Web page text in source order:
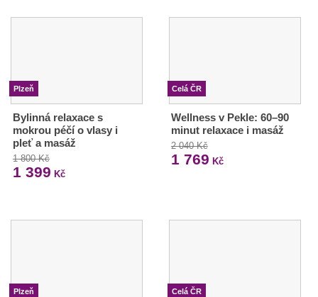
Plzeň
Bylinná relaxace s
mokrou péčí o vlasy i
pleť a masáž
1 800 Kč
1 399 Kč
Celá ČR
Wellness v Pekle: 60–90
minut relaxace i masáž
2 040 Kč
1 769 Kč
Plzeň Celá ČR